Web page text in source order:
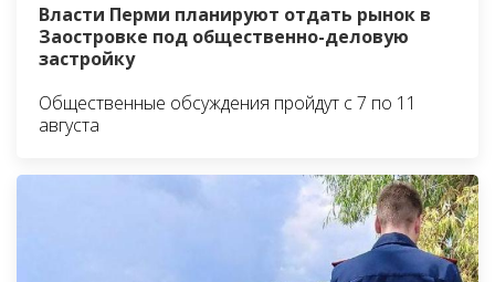
Власти Перми планируют отдать рынок в
Заостровке под общественно-деловую
застройку
Общественные обсуждения пройдут с 7 по 11
августа